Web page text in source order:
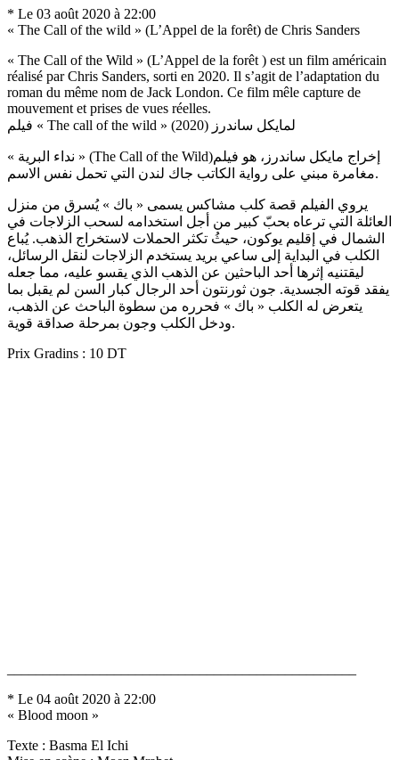
* Le 03 août 2020 à 22:00
« The Call of the wild » (L’Appel de la forêt) de Chris Sanders
« The Call of the Wild » (L’Appel de la forêt ) est un film américain
réalisé par Chris Sanders, sorti en 2020. Il s’agit de l’adaptation du
roman du même nom de Jack London. Ce film mêle capture de
mouvement et prises de vues réelles.
فيلم « The call of the wild » لمايكل ساندرز (2020)
« نداء البرية » (The Call of the Wild)‏ إخراج مايكل ساندرز، هو فيلم
مغامرة مبني على رواية الكاتب جاك لندن التي تحمل نفس الاسم.
يروي الفيلم قصة كلب مشاكس يسمى « باك » يُسرق من منزل
العائلة التي ترعاه بحبّ كبير من أجل استخدامه لسحب الزلاجات في
الشمال في إقليم يوكون، حيثُ تكثر الحملات لاستخراج الذهب. يُباع
الكلب في البداية إلى ساعي بريد يستخدم الزلاجات لنقل الرسائل،
ليقتنيه إثرها أحد الباحثين عن الذهب الذي يقسو عليه، مما جعله
يفقد قوته الجسدية. جون ثورنتون أحد الرجال كبار السن لم يقبل بما
يتعرض له الكلب « باك » فحرره من سطوة الباحث عن الذهب،
ودخل الكلب وجون بمرحلة صداقة قوية.
Prix Gradins : 10 DT
* Le 04 août 2020 à 22:00
« Blood moon »
Texte : Basma El Ichi